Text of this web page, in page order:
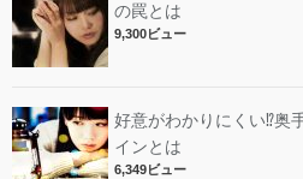
の罠とは
9,300ビュー
好意がわかりにくい⁉︎奥
インとは
6,349ビュー